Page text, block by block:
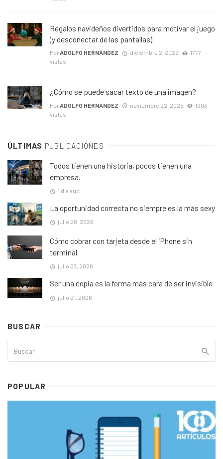
Regalos navideños divertidos para motivar el juego
(y desconectar de las pantallas)
PorADOLFO HERNÁNDEZ diciembre 2, 2025
1777
vistas
¿Cómo se puede sacar texto de una imagen?
Por ADOLFO HERNÁNDEZ noviembre 22, 2025
1903
vistas
ÚLTIMAS PUBLICACIÓNES
Todos tienen una historia, pocos tienen una
empresa.
1 día ago
La oportunidad correcta no siempre es la más sexy
julio 28, 2026
Cómo cobrar con tarjeta desde el iPhone sin
terminal
julio 23, 2026
Ser una copia es la forma más cara de ser invisible
julio 21, 2026
BUSCAR
POPULAR